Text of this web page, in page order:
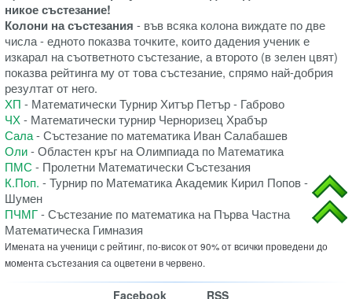
никое състезание!
Колони на състезания - във всяка колона виждате по две
числа - едното показва точките, които дадения ученик е
изкарал на съответното състезание, а второто (в зелен цвят)
показва рейтинга му от това състезание, спрямо най-добрия
резултат от него.
ХП - Математически Турнир Хитър Петър - Габрово
ЧХ- Математически турнир Черноризец Храбър
Сала- Състезание по математика Иван Салабашев
Оли- Областен кръг на Олимпиада по Математика
ПМС - Пролетни Математически Състезания
К.Поп. - Турнир по Математика Академик Кирил Попов -
Шумен
ПЧМГ- Състезание по математика на Първа Частна
Математическа Гимназия
Имената на ученици с рейтинг, по-висок от 90% от всички проведени до
момента състезания са оцветени в червено.
Facebook RSS